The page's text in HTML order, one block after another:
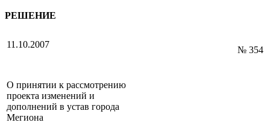
РЕШЕНИЕ
11.10.2007
№ 354
О принятии к рассмотрению
проекта изменений и
дополнений в устав города
Мегиона